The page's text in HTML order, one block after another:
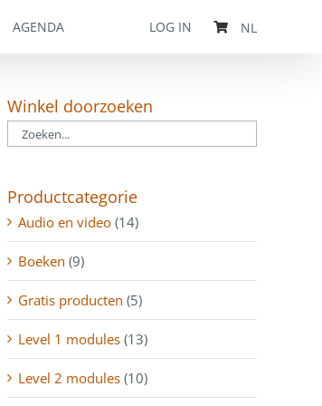
AGENDA LOG IN NL
Winkel doorzoeken
Productcategorie
Audio en video (14)
Boeken (9)
Gratis producten (5)
Level 1 modules (13)
Level 2 modules (10)